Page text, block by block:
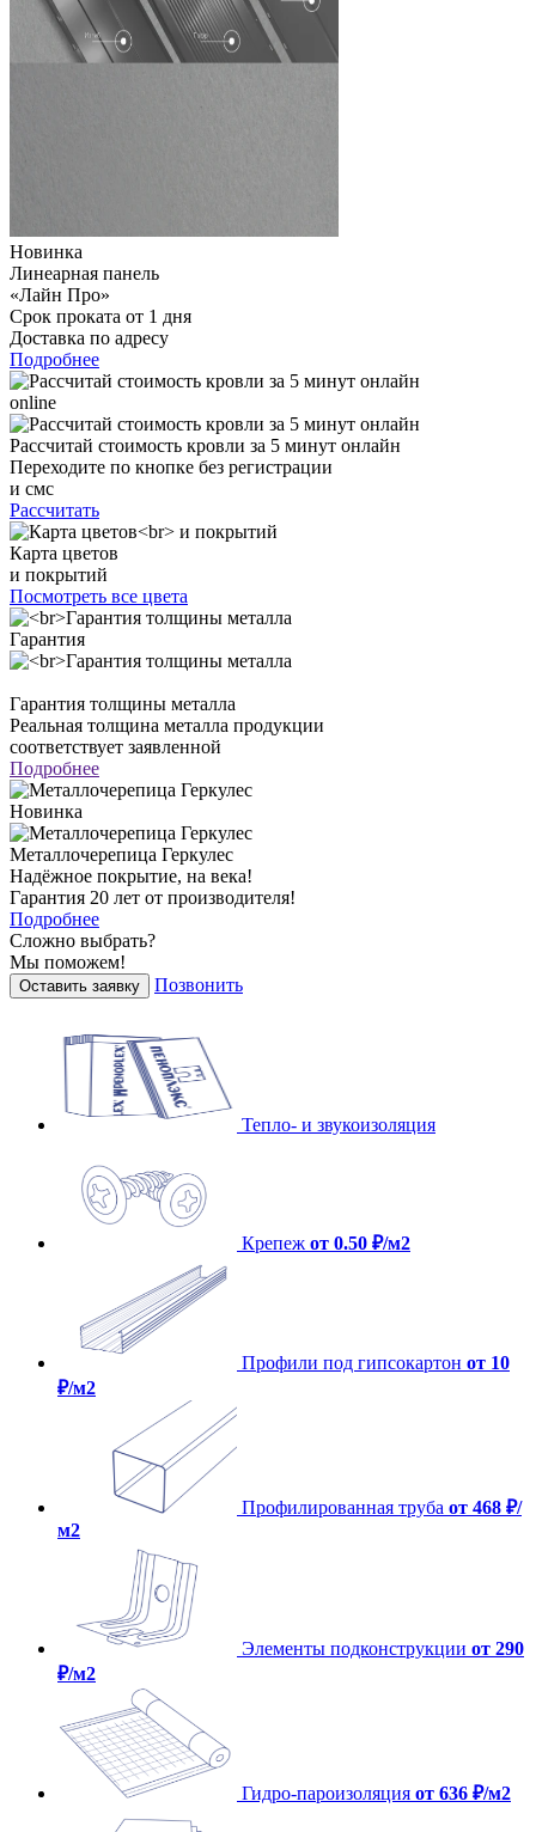
Новинка
Линеарная панель
«Лайн Про»
Срок проката от 1 дня
Доставка по адресу
Подробнее
online
Рассчитай стоимость кровли за 5 минут онлайн
Переходите по кнопке без регистрации
и смс
Рассчитать
Карта цветов
и покрытий
Посмотреть все цвета
Гарантия
Гарантия толщины металла
Реальная толщина металла продукции
соответствует заявленной
Подробнее
Новинка
Металлочерепица Геркулес
Надёжное покрытие, на века!
Гарантия 20 лет от производителя!
Подробнее
Сложно выбрать?
Мы поможем!
Оставить заявку Позвонить
Тепло- и звукоизоляция
Крепеж от 0.50 ₽/м2
Профили под гипсокартон от 10
₽/м2
Профилированная труба от 468 ₽/
м2
Элементы подконструкции от 290
₽/м2
Гидро-пароизоляция от 636 ₽/м2